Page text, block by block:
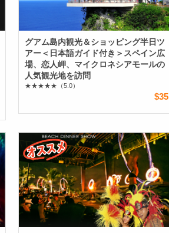
グアム島内観光＆ショッピング半日ツ
アー＜日本語ガイド付き＞スペイン広
場、恋人岬、マイクロネシアモールの
人気観光地を訪問
★★★★★ （5.0）
$35